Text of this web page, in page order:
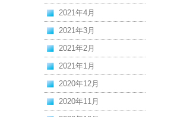
2021年4月
2021年3月
2021年2月
2021年1月
2020年12月
2020年11月